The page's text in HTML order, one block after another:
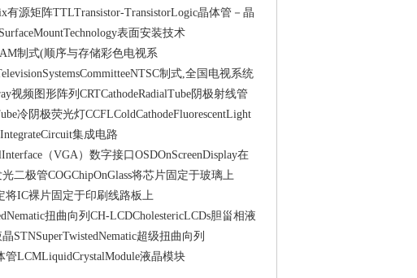
源矩阵TTLTransistor-TransistorLogic晶体管－晶
表面安装技术
制式(顺序与存储彩色电视系
制式,全国电视系统
视频图形阵列CRTCathodeRadialTube阴极射线管
冷阴极荧光灯CCFLColdCathodeFluorescentLight
集成电路
（VGA）数字接口OSDOnScreenDisplay在
二极管COGChipOnGlass将芯片固定于玻璃上
将IC裸片固定于印刷线路板上
扭曲向列CH-LCDCholestericLCDs胆甾相液
STNSuperTwistedNematic超级扭曲向列
LCMLiquidCrystalModule液晶模块